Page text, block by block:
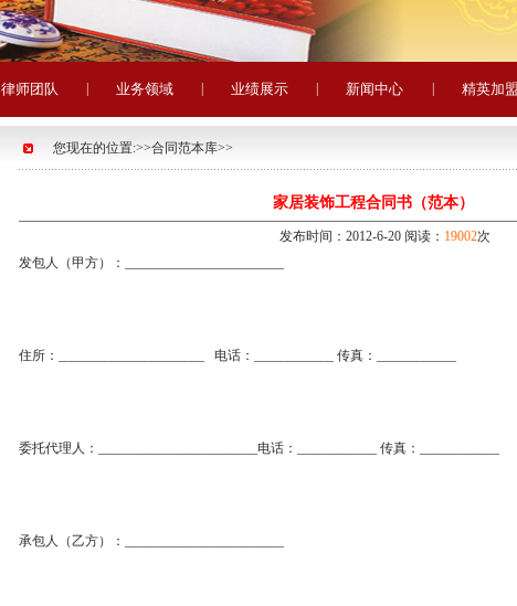
律师团队 业务领域 业绩展示 新闻中心 精英加
您现在的位置:>>合同范本库>>
家居装饰工程合同书（范本）
发布时间：2012-6-20 阅读： 19002次
发包人（甲方）：________________________
住所：______________________ 电话：____________ 传真：____________
委托代理人：________________________电话：____________ 传真：
承包人（乙方）：________________________